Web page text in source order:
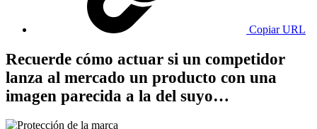
Copiar URL
Recuerde cómo actuar si un competidor
lanza al mercado un producto con una
imagen parecida a la del suyo…